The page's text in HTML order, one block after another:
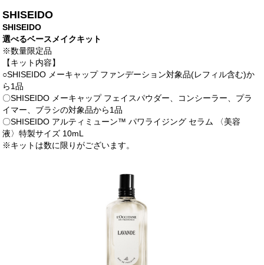
SHISEIDO
SHISEIDO
選べるベースメイクキット
※数量限定品
【キット内容】
○SHISEIDO メーキャップ ファンデーション対象品(レフィル含む)か
ら1品
〇SHISEIDO メーキャップ フェイスパウダー、コンシーラー、プラ
イマー、ブラシの対象品から1品
〇SHISEIDO アルティミューン™ パワライジング セラム 〈美容
液〉特製サイズ 10mL
※キットは数に限りがございます。